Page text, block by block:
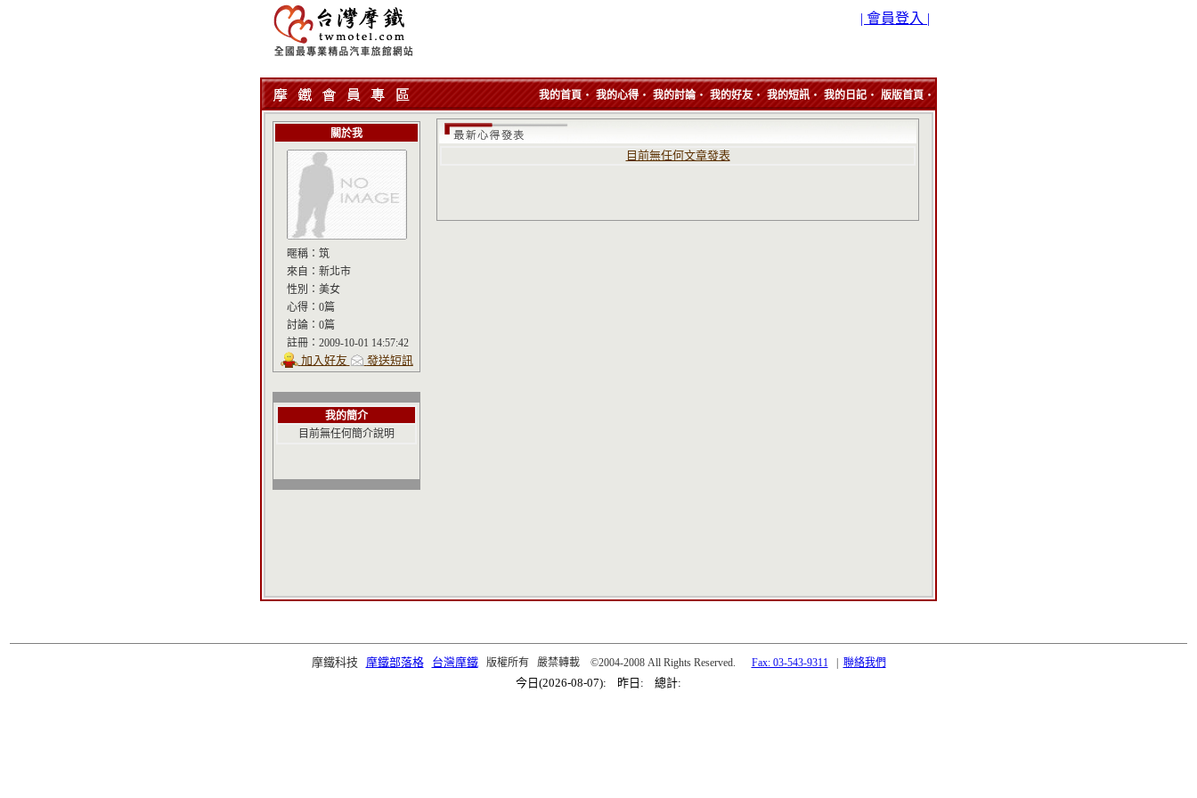
| 會員登入 |
我的首頁 ‧ 我的心得 ‧ 我的討論‧ 我的好友 ‧ 我的短訊 ‧ 我的日記 ‧ 版版首頁 ‧
關於我
暱稱： 筑
來自： 新北市
性別： 美女
心得： 0篇
討論： 0篇
註冊： 2009-10-01 14:57:42
加入好友 發送短訊
我的簡介
目前無任何簡介說明
目前無任何文章發表
摩鐵科技 摩鐵部落格 台灣摩鐵版權所有 嚴禁轉載 ©2004-2008 All Rights Reserved. Fax: 03-543-9311| 聯絡我們
今日(2026-08-07): 昨日: 總計: